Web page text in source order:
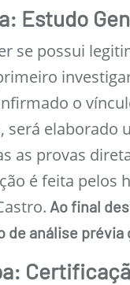
Estudo
se possui
o
será elaborado
as provas
é feita pelos
Ao final
de análise prévia